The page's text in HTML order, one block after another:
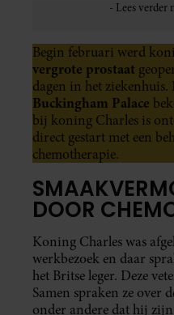
Begin februari werd
vergrote prostaat
dagen in het
Buckingham Palace
bij koning Charles is
direct gestart met een
chemotherapie.
DOOR
Koning Charles was
werkbezoek en daar
het Britse leger. Deze
Samen spraken ze over
onder andere dat hij zijn